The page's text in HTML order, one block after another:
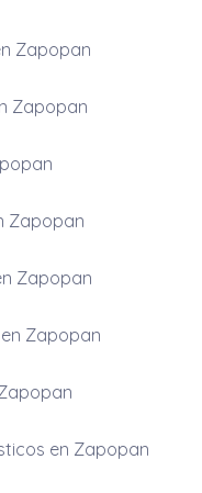
Zapopan
Zapopan
Zapopan
Zapopan
Zapopan
en Zapopan